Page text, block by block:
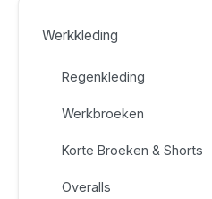
Werkkleding
Regenkleding
Werkbroeken
Korte Broeken & Shorts
Overalls